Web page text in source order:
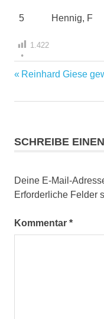
5 Hennig, F
1.422
Vorheriger
Reinhard Giese
SCHREIBE
Deine E-Mail-
Erforderliche Felder
Kommentar *